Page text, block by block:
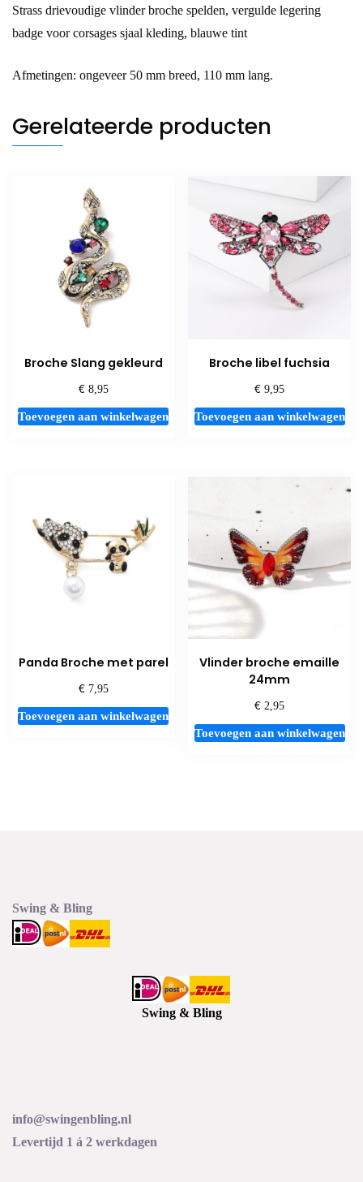
Strass drievoudige vlinder broche spelden, vergulde legering
badge voor corsages sjaal kleding, blauwe tint
Afmetingen: ongeveer 50 mm breed, 110 mm lang.
Gerelateerde producten
Broche Slang gekleurd
€8,95
Toevoegen aan winkelwagen
Broche libel fuchsia
€ 9,95
Toevoegen aan winkelwagen
Panda Broche met parel
€7,95
Toevoegen aan winkelwagen
Vlinder broche emaille
24mm
€ 2,95
Toevoegen aan winkelwagen
Swing & Bling
Swing & Bling
info@swingenbling.nl
Levertijd 1 á 2 werkdagen